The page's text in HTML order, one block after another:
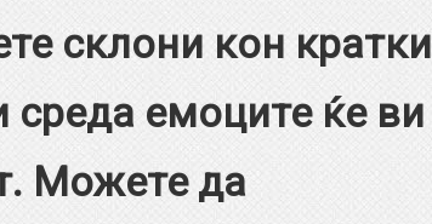
склони кон кратки
среда емоците ќе ви
Можете да